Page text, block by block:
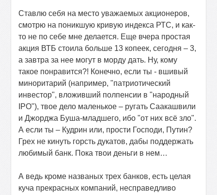
Ставлю себя на место уважаемых акционеров,
смотрю на поникшую кривую индекса РТС, и как-
то не по себе мне делается. Еще вчера простая
акция ВТБ стоила больше 13 копеек, сегодня – 3,
а завтра за нее могут в морду дать. Ну, кому
такое понравится?! Конечно, если ты - вшивый
миноритарий (например, "патриотический
инвестор", вложивший полпенсии в "народный
IPO"), твое дело маленькое – ругать Саакашвили
и Джорджа Буша-младшего, ибо "от них всё зло".
А если ты – Кудрин или, прости Господи, Путин?
Грех не кинуть горсть дукатов, дабы поддержать
любимый банк. Пока твои деньги в нем…
А ведь кроме названых трех банков, есть целая
куча прекрасных компаний, несправедливо